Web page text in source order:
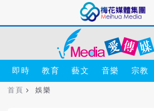
即時 教育 藝文 音樂 宗教
首頁 娛樂